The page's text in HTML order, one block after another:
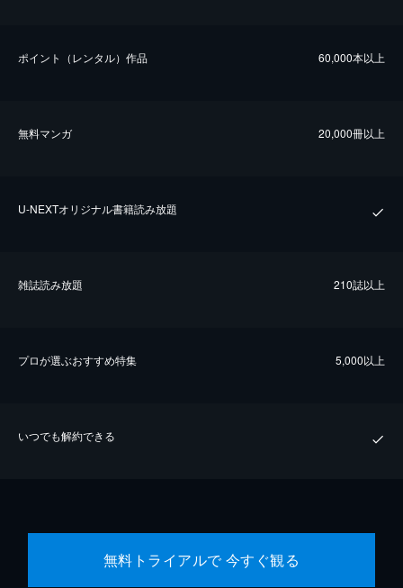
ポイント（レンタル）作品 60,000本以上
無料マンガ 20,000冊以上
U-NEXTオリジナル書籍読み放題
雑誌読み放題 210誌以上
プロが選ぶおすすめ特集 5,000以上
いつでも解約できる
無料トライアルで 今すぐ観る